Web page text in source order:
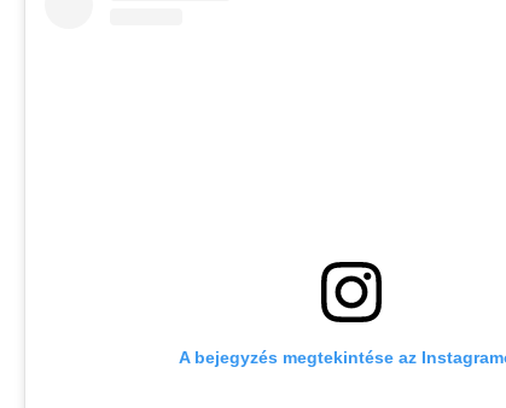
A bejegyzés megtekintése az